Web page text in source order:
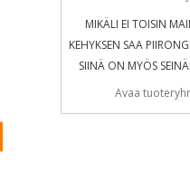
MIKÄLI EI TOISIN
KEHYKSEN SAA
SIINÄ ON MYÖS
Avaa